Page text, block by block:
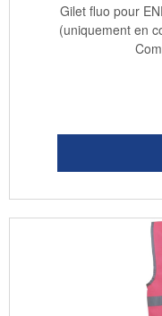
Gilet fluo pour
(uniquement en